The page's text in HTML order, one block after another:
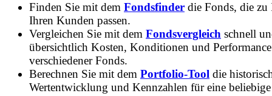
Finden Sie mit dem Fondsfinder die Fonds, die zu
Ihren Kunden passen.
Vergleichen Sie mit dem Fondsvergleich schnell
übersichtlich Kosten, Konditionen und Performance
verschiedener Fonds.
Berechnen Sie mit dem Portfolio-Tool die
Wertentwicklung und Kennzahlen für eine beliebige